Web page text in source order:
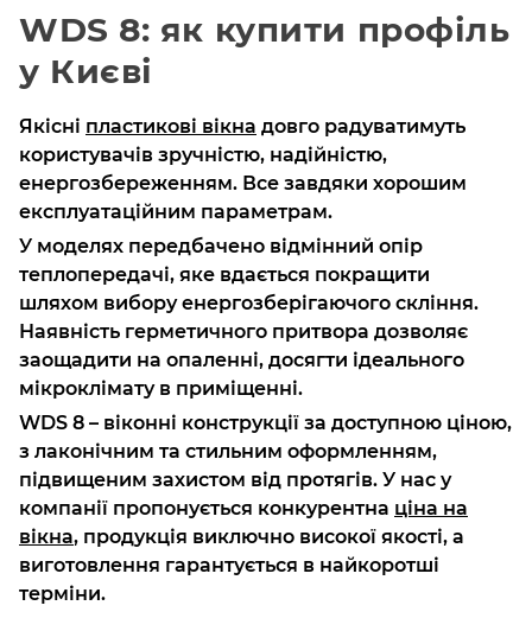
WDS 8: як купити профіль
у Києві
Якісні пластикові вікна довго радуватимуть
користувачів зручністю, надійністю,
енергозбереженням. Все завдяки хорошим
експлуатаційним параметрам.
У моделях передбачено відмінний опір
теплопередачі, яке вдається покращити
шляхом вибору енергозберігаючого скління.
Наявність герметичного притвора дозволяє
заощадити на опаленні, досягти ідеального
мікроклімату в приміщенні.
WDS 8 – віконні конструкції за доступною ціною,
з лаконічним та стильним оформленням,
підвищеним захистом від протягів. У нас у
компанії пропонується конкурентна ціна на
вікна, продукція виключно високої якості, а
виготовлення гарантується в найкоротші
терміни.